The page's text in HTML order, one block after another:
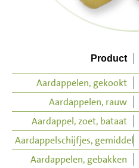
Product
Aardappelen, gekookt
Aardappelen, rauw
Aardappel, zoet, bataat
Aardappelschijfjes, gemiddeld
Aardappelen, gebakken